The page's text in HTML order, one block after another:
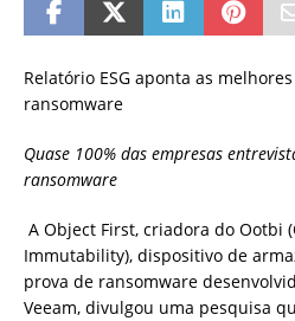
Relatório ESG aponta as
ransomware
Quase 100% das empresas
ransomware
A Object First, criadora do Ootbi
Immutability), dispositivo de
prova de ransomware
Veeam, divulgou uma pesquisa